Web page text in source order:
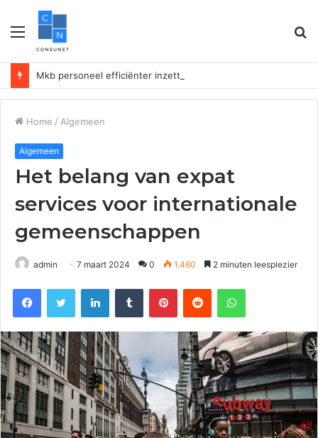
Menu
Home / Algemeen
Algemeen
Het belang van expat
services voor internationale
gemeenschappen
admin 7 maart 2024 0 1.460 2 minuten leesplezier